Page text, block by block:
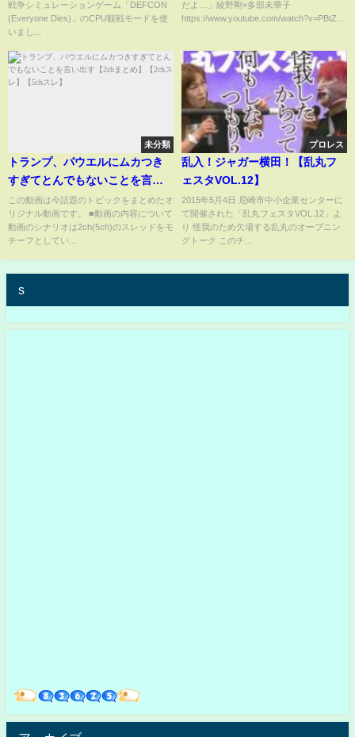
戦争シミュレーションゲーム「DEFCON
(Everyone Dies)」のCPU観戦モードを使
いまし...
だよ…」綾野剛×多部未華子
https://www.youtube.com/watch?v=PBtZ...
未分類
トランプ、パウエルにムカつき
すぎてとんでもないことを言い
出す【2chまとめ】【2chスレ】
【5chスレ】
この動画は今話題のトピックをまとめたオ
リジナル動画です。 ■動画の内容について
動画のシナリオは2ch(5ch)のスレッドをモ
チーフとしてい...
プロレス
乱入！ジャガー横田！【乱丸フ
ェスタVOL.12】
2015年5月4日 尼崎市中小企業センターに
て開催された「乱丸フェスタVOL.12」よ
り 怪我のため欠場する乱丸のオープニン
グトーク このチ...
s